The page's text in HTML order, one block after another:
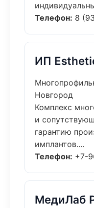
Телефон: 8
ИП
Новгород
Комплекс
и
гарантию
имплантов....
Телефон: +7-
МедиЛаб